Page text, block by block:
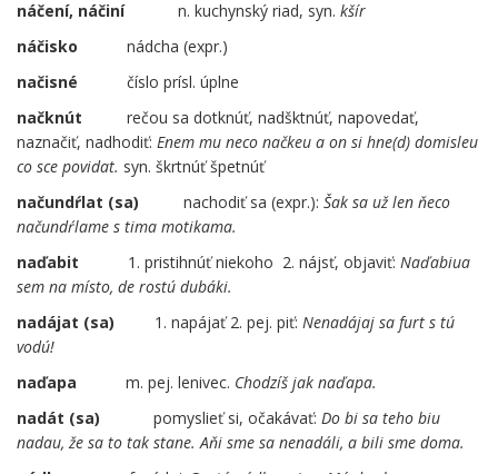
náčení, náčinín. kuchynský riad, syn. kšír
náčisko nádcha (expr.)
načisné číslo prísl. úplne
načknút rečou sa dotknúť, nadšktnúť, napovedať,
naznačiť, nadhodiť: Enem mu neco načkeu a on si hne(d) domisleu
co sce povidat. syn. škrtnúť špetnúť
načundŕlat (sa) nachodiť sa (expr.): Šak sa už len ňeco
načundŕlame s tima motikama.
naďabit 1. pristihnúť niekoho 2. nájsť, objaviť: Naďabiua
sem na místo, de rostú dubáki.
nadájat (sa) 1. napájať 2. pej. piť: Nenadájaj sa furt s tú
vodú!
naďapa m. pej. lenivec. Chodzíš jak naďapa.
nadát (sa) pomyslieť si, očakávať: Do bi sa teho biu
nadau, že sa to tak stane. Aňi sme sa nenadáli, a bili sme doma.